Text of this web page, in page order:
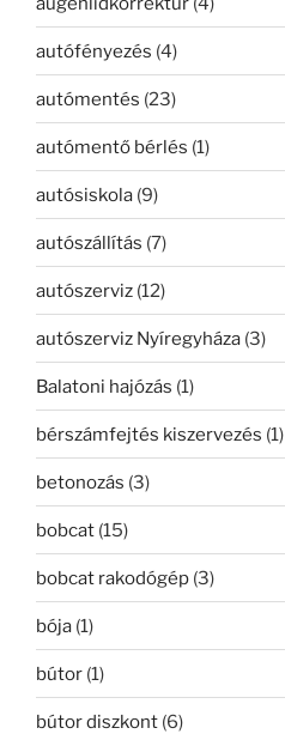
autófényezés (4)
autómentés (23)
autómentő bérlés (1)
autósiskola (9)
autószállítás (7)
autószerviz (12)
autószerviz Nyíregyháza (3)
Balatoni hajózás (1)
bérszámfejtés kiszervezés (1)
betonozás (3)
bobcat (15)
bobcat rakodógép (3)
bója (1)
bútor (1)
bútor diszkont (6)